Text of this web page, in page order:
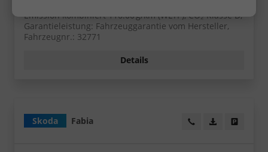
Emission kombiniert 116.00 g/km (WLTP), CO₂-Klasse D,
Garantieleistung: Fahrzeuggarantie vom Hersteller,
Fahrzeugnr.: 32771
Details
Skoda Fabia Wir rufen Sie an!
PDF-Datei,